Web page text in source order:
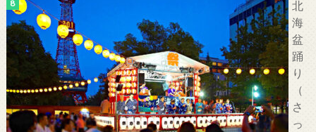
北
海
盆
踊
り
（
さ
っ